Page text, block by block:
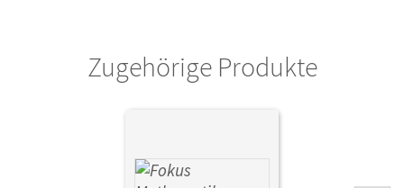
Cornelsen VerlagZugehörige Produkte